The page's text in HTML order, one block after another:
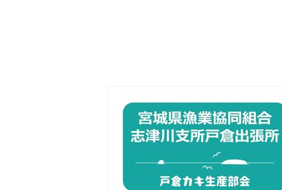
養殖開始からわずか半年足らずで大きく育
らなる彼らの挑戦を後押ししました
に合わせたカキ養殖を続けていくため
ェックをする国際的な養殖認証制度
者の協力を得て、戸倉かき生産部会は
認証の取得に成功し、「南三陸戸倉
した。